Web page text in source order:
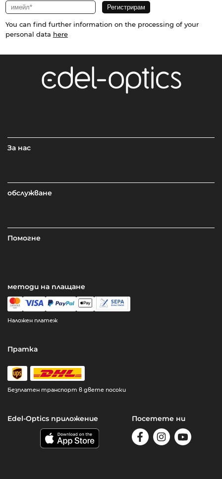
You can find further information on the processing of your
personal data here
За нас
обслужване
Помогне
методи на плащане
Наложен платеж
Пратка
Безплатен транспорт в двете посоки
Edel-Optics приложение Посетете ни